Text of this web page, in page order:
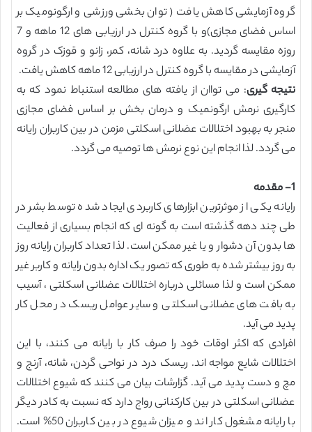
گروه آزمایشی کاهش یافت ( توان بخشی ورزشی و ارگونومیک بر
اساس فضای مجازی)و با گروه کنترل در ارزیابی های 12 ماهه و 7
روزه مقایسه گردید. به علاوه درد شانه، کمر، زانو و قوزک در گروه
آزمایشی در مقایسه با گروه کنترل در ارزیابی 12 ماهه کاهش یافت.
نتیجه گیری: می تواان از یافته های مطالعه استنباط نمود که به
کارگیری نرمش ارگونمیک و درمان بخش بر اساس فضای مجازی
منجر به بهبود اختلالات عضلانی اسکلتی مزمن در بین کاربران رایانه
می گردد. لذا انجام این نوع نرمش ها توصیه می گردد.
1- مقدمه
رایانه یکی از موثرترین ابزارهای کاربردی ایجاد شده توسط بشر در
طی چند دهه گذشته است به گونه ای که انجام بسیاری از فعالیت
ها بدون آن دشوار و یا غیر ممکن است. لذا تعداد کاربران رایانه روز
به روز بیشتر شده به طوری که تصور یک اداره بدون رایانه و کاربر غیر
ممکن است و لذا مسائلی درباره اختلالات عضلانی اسکلتی ، آسیب
به بافت های عضلانی اسکلتی و سایر عوامل ریسک در محل کار
پدید می آید.
افرادی که اکثر اوقات خود را صرف کار با رایانه می کنند، با این
اختلالات شایع مواجه اند. ریسک درد در نواحی گردن، شانه، آرنج و
مچ و دست پدید می آید. گزارشات بیان می کنند که شیوع اختلالات
عضلانی اسکلتی در بین کارکنانی رواج دارد که نسبت به کادر دیگر
با رایانه مشغول کار اند و میزان شیوع در بین کاربران 50% است.